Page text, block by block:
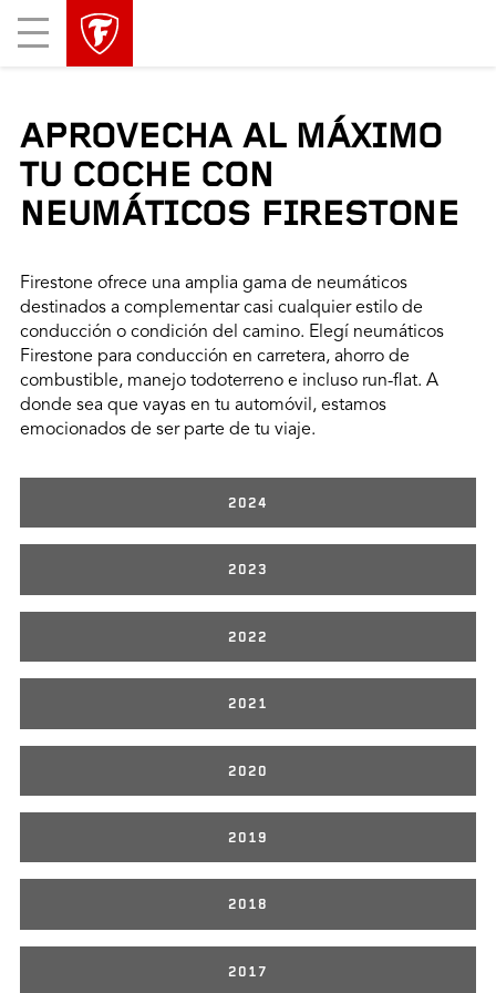
Mobile
Menu
APROVECHA AL MÁXIMO
TU COCHE CON
NEUMÁTICOS FIRESTONE
Firestone ofrece una amplia gama de neumáticos
destinados a complementar casi cualquier estilo de
conducción o condición del camino. Elegí neumáticos
Firestone para conducción en carretera, ahorro de
combustible, manejo todoterreno e incluso run-flat. A
donde sea que vayas en tu automóvil, estamos
emocionados de ser parte de tu viaje.
2024
2023
2022
2021
2020
2019
2018
2017